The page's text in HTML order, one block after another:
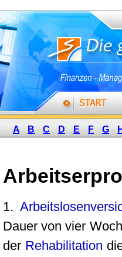
A B C D E F G
1.
Dauer von vier
der Rehabilitation